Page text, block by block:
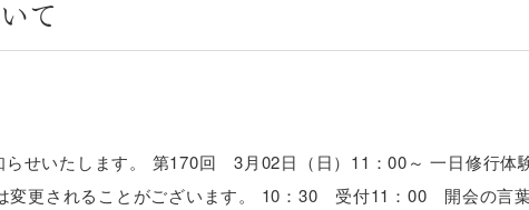
て
せいたします。 第170回 3月02日（日）11：00～ 一日修行体
変更されることがございます。 10：30 受付11：00 開会の